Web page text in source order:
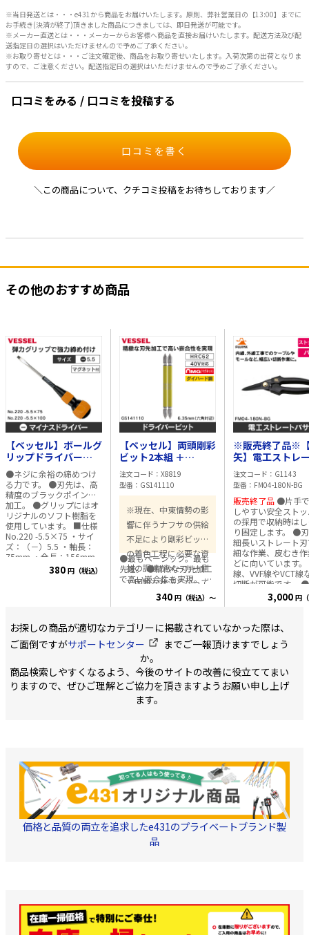
※当日発送とは・・・e431から商品をお届けいたします。原則、弊社営業日の【13:00】までに
お手続き(決済が終了)頂きました商品につきましては、即日発送が可能です。
※メーカー直送とは・・・メーカーからお客様へ商品を直接お届けいたします。配送方法及び配
送指定日の選択はいただけませんので予めご了承ください。
※お取り寄せとは・・・ご注文確定後、商品をお取り寄せいたします。入荷次第の出荷となりま
すので、ご注意ください。配送指定日の選択はいただけませんので予めご了承ください。
口コミをみる / 口コミを投稿する
口コミを書く
＼この商品について、クチコミ投稿をお待ちしております／
その他のおすすめ商品
【ベッセル】ボールグ
リップドライバー
No.220 -5.5×75
●ネジに余裕の締めつけ
る力です。 ●刃先は、高
精度のブラックポイント
加工。 ●グリップにはオ
リジナルのソフト樹脂を
使用しています。 ■仕様
No.220 -5.5×75 ・サイ
ズ：（－）5.5 ・軸長：
75mm ・全長：156mm
・全身焼入 ・刃先マグネ
ット入り ・環境対策品 ・
181mm ・全身焼入 ・刃
先マグネット入り ・環境
対策品 ・刃先：ブラック
380 円（税込）
【ベッセル】両頭剛彩
ビット2本組 ＋
1×110mm
GS141110
注文コード
X8819
型番
GS141110
※現在、中東情勢の影
響に伴うナフサの供給
不足により剛彩ビット
の着色工程に必要な資
材の調達がメーカー側
で困難な状況となって
おります。当該製品に
品に変更されます。品
質および機能には影響
ございません。新製品
への移行中は、新・旧
異なる製品の在庫が混
在する可能性がござい
お願い申し上げます。
●最もベーシック。最も
先進。 ●精緻な刃先加工
で高い嵌合性を実現。 ●
（最高硬度HRC62）を使
刃先サイズ：+1 ・本体全
長：110mm ・本数：2
340 円（税込）～
※販売終了品※
矢】電工ストレ
サミ 黒金
180N-BG
注文コード
G1143
型番
FM04-180N-BG
販売終了品
しやすい安全スト
の採用で収納時は
り固定します。 ●
細長いストレート
細な作業、皮むき
どに向いています
線、VVF線やVCT線
切断が可能です。
性の良いバネ付タ
切断能力：樹脂径
20mm/VA・VVF線径
2.0×3芯/VCT線径
3,000 円
お探しの商品が適切なカテゴリーに掲載されていなかった際は、
ご面倒ですがサポートセンター
までご一報頂けますでしょう
か。
商品検索しやすくなるよう、今後のサイトの改善に役立ててまい
りますので、ぜひご理解とご協力を頂きますようお願い申し上げ
ます。
価格と品質の両立を追求したe431のプライベートブランド製
品